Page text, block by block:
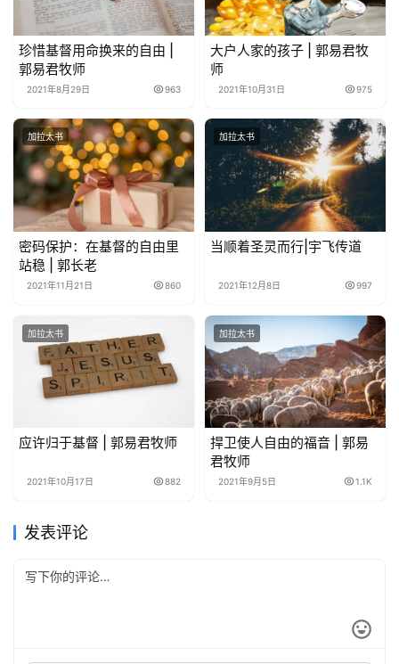
珍惜基督用命换来的自由 |
郭易君牧师
2021年8月29日 963
大户人家的孩子 | 郭易君牧
师
2021年10月31日 975
加拉太书
密码保护：在基督的自由里
站稳 | 郭长老
2021年11月21日 860
加拉太书
当顺着圣灵而行|宇飞传道
2021年12月8日 997
加拉太书
应许归于基督 | 郭易君牧师
2021年10月17日 882
加拉太书
捍卫使人自由的福音 | 郭易
君牧师
2021年9月5日 1.1K
发表评论